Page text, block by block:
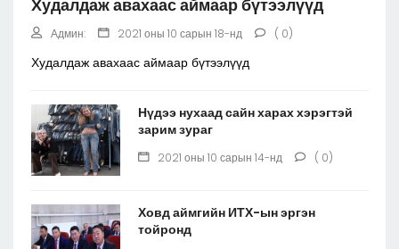
Худалдаж авахаас аймаар бүтээлүүд
Админ: 2021 оны 10 сарын 18-нд ( 0)
Худалдаж авахаас аймаар бүтээлүүд
Нүдээ нухаад сайн харах хэрэгтэй
зарим зураг
2021 оны 10 сарын 14-нд ( 0)
Ховд аймгийн ИТХ-ын эргэн
тойронд